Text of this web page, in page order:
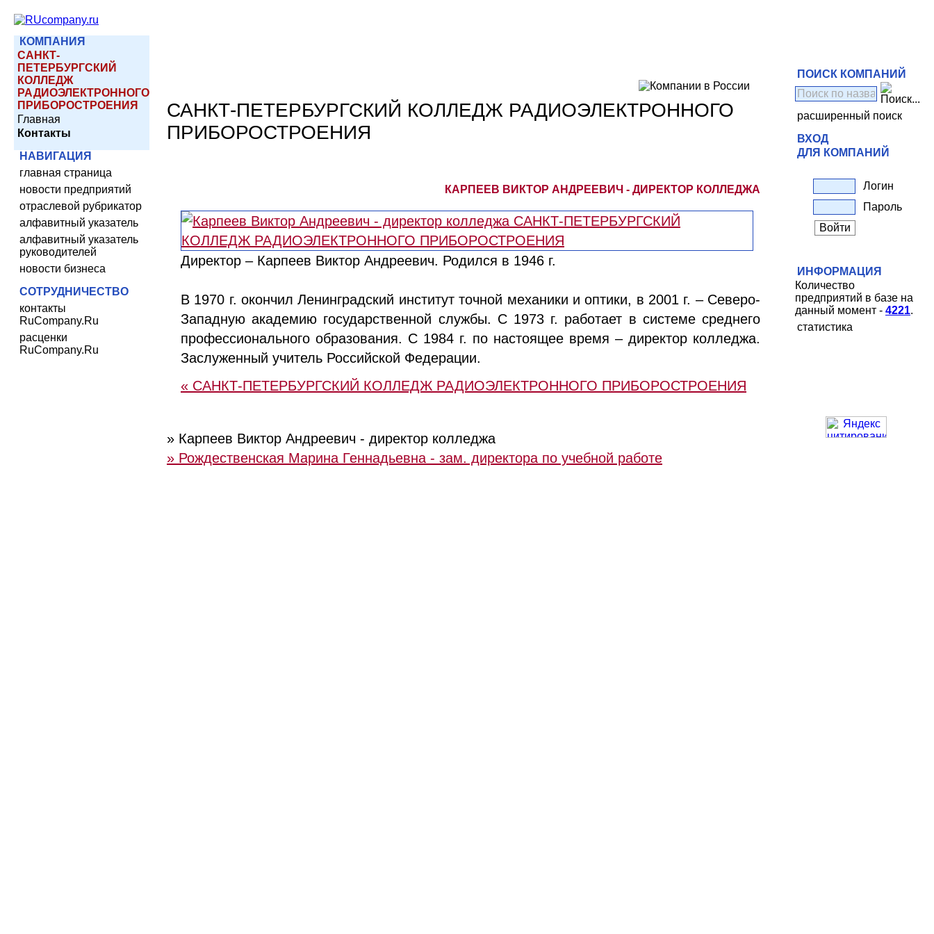
КОМПАНИЯ
САНКТ-
ПЕТЕРБУРГСКИЙ
КОЛЛЕДЖ
РАДИОЭЛЕКТРОННОГО
ПРИБОРОСТРОЕНИЯ
Главная
Контакты
НАВИГАЦИЯ
главная страница
новости предприятий
отраслевой рубрикатор
алфавитный указатель
алфавитный указатель
руководителей
новости бизнеса
СОТРУДНИЧЕСТВО
контакты
RuCompany.Ru
расценки
RuCompany.Ru
САНКТ-ПЕТЕРБУРГСКИЙ КОЛЛЕДЖ РАДИОЭЛЕКТРОННОГО
ПРИБОРОСТРОЕНИЯ
КАРПЕЕВ ВИКТОР АНДРЕЕВИЧ - ДИРЕКТОР КОЛЛЕДЖА
Директор – Карпеев Виктор Андреевич. Родился в 1946 г.
В 1970 г. окончил Ленинградский институт точной механики и оптики, в 2001 г. – Северо-
Западную академию государственной службы. С 1973 г. работает в системе среднего
профессионального образования. С 1984 г. по настоящее время – директор колледжа.
Заслуженный учитель Российской Федерации.
« САНКТ-ПЕТЕРБУРГСКИЙ КОЛЛЕДЖ РАДИОЭЛЕКТРОННОГО ПРИБОРОСТРОЕНИЯ
» Карпеев Виктор Андреевич - директор колледжа
» Рождественская Марина Геннадьевна - зам. директора по учебной работе
ПОИСК КОМПАНИЙ
расширенный поиск
ВХОД
ДЛЯ КОМПАНИЙ
Логин
Пароль
ИНФОРМАЦИЯ
Количество
предприятий в базе на
данный момент - 4221.
статистика